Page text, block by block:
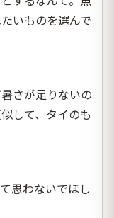
いものを選んで
さが足りないの
して、タイのも
思わないでほし